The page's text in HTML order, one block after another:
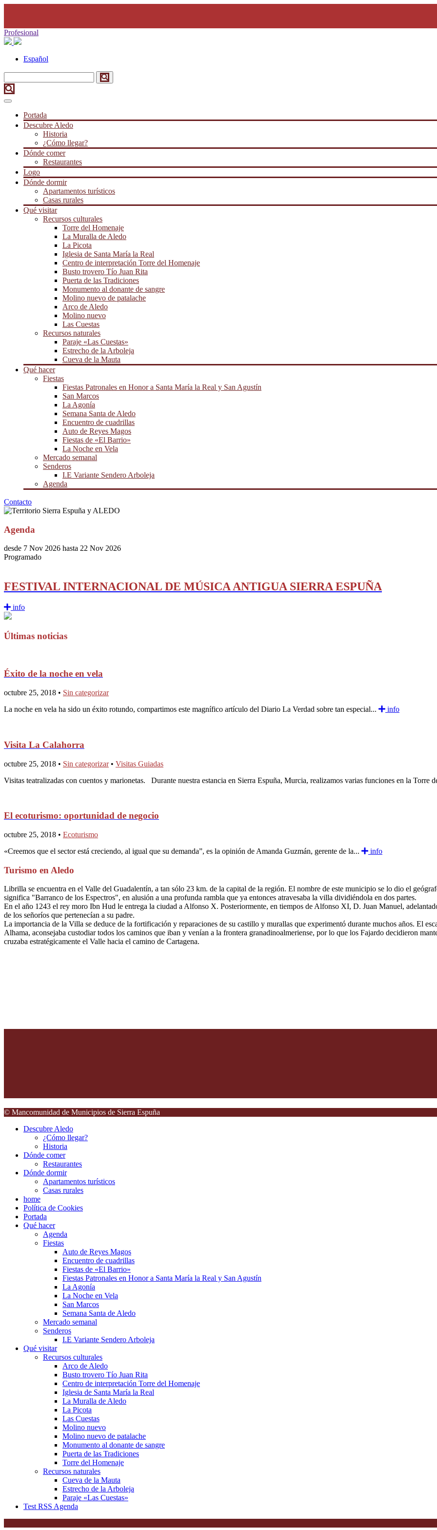
Profesional
Español
Portada
Descubre Aledo
Historia
¿Cómo llegar?
Dónde comer
Restaurantes
Logo
Dónde dormir
Apartamentos turísticos
Casas rurales
Qué visitar
Recursos culturales
Torre del Homenaje
La Muralla de Aledo
La Picota
Iglesia de Santa María la Real
Centro de interpretación Torre del Homenaje
Busto trovero Tío Juan Rita
Puerta de las Tradiciones
Monumento al donante de sangre
Molino nuevo de patalache
Arco de Aledo
Molino nuevo
Las Cuestas
Recursos naturales
Paraje «Las Cuestas»
Estrecho de la Arboleja
Cueva de la Mauta
Qué hacer
Fiestas
Fiestas Patronales en Honor a Santa María la Real y San Agustín
San Marcos
La Agonía
Semana Santa de Aledo
Encuentro de cuadrillas
Auto de Reyes Magos
Fiestas de «El Barrio»
La Noche en Vela
Mercado semanal
Senderos
I.E Variante Sendero Arboleja
Agenda
Contacto
Agenda
desde 7 Nov 2026 hasta 22 Nov 2026
Programado
FESTIVAL INTERNACIONAL DE MÚSICA ANTIGUA SIERRA ESPUÑA
info
Últimas noticias
Éxito de la noche en vela
octubre 25, 2018 • Sin categorizar
La noche en vela ha sido un éxito rotundo, compartimos este magnífico artículo del Diario La Verdad sobre tan especial...
info
Visita La Calahorra
octubre 25, 2018 • Sin categorizar• Visitas Guiadas
Visitas teatralizadas con cuentos y marionetas. Durante nuestra estancia en Sierra Espuña, Murcia, realizamos varias funciones en la Torre
El ecoturismo: oportunidad de negocio
octubre 25, 2018 • Ecoturismo
«Creemos que el sector está creciendo, al igual que su demanda”, es la opinión de Amanda Guzmán, gerente de la...
info
Turismo en Aledo
Librilla se encuentra en el Valle del Guadalentín, a tan sólo 23 km. de la capital de la región. El nombre de este municipio se lo dio el
significa "Barranco de los Espectros", en alusión a una profunda rambla que ya entonces atravesaba la villa dividiéndola en dos partes.
En el año 1243 el rey moro Ibn Hud le entrega la ciudad a Alfonso X. Posteriormente, en tiempos de Alfonso XI, D. Juan Manuel,
de los señoríos que pertenecían a su padre.
La importancia de la Villa se deduce de la fortificación y reparaciones de su castillo y murallas que experimentó durante muchos años. El
Alhama, aconsejaba custodiar todos los caminos que iban y venían a la frontera granadinoalmeriense, por lo que los Fajardo decidieron
cruzaba estratégicamente el Valle hacia el camino de Cartagena.
© Mancomunidad de Municipios de Sierra Espuña
Descubre Aledo
¿Cómo llegar?
Historia
Dónde comer
Restaurantes
Dónde dormir
Apartamentos turísticos
Casas rurales
home
Política de Cookies
Portada
Qué hacer
Agenda
Fiestas
Auto de Reyes Magos
Encuentro de cuadrillas
Fiestas de «El Barrio»
Fiestas Patronales en Honor a Santa María la Real y San Agustín
La Agonía
La Noche en Vela
San Marcos
Semana Santa de Aledo
Mercado semanal
Senderos
I.E Variante Sendero Arboleja
Qué visitar
Recursos culturales
Arco de Aledo
Busto trovero Tío Juan Rita
Centro de interpretación Torre del Homenaje
Iglesia de Santa María la Real
La Muralla de Aledo
La Picota
Las Cuestas
Molino nuevo
Molino nuevo de patalache
Monumento al donante de sangre
Puerta de las Tradiciones
Torre del Homenaje
Recursos naturales
Cueva de la Mauta
Estrecho de la Arboleja
Paraje «Las Cuestas»
Test RSS Agenda